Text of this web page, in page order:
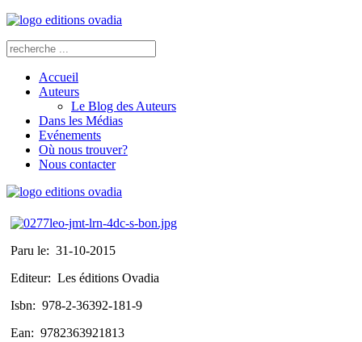
Accueil
Auteurs
Le Blog des Auteurs
Dans les Médias
Evénements
Où nous trouver?
Nous contacter
Paru le: 31-10-2015
Editeur: Les éditions Ovadia
Isbn: 978-2-36392-181-9
Ean: 9782363921813